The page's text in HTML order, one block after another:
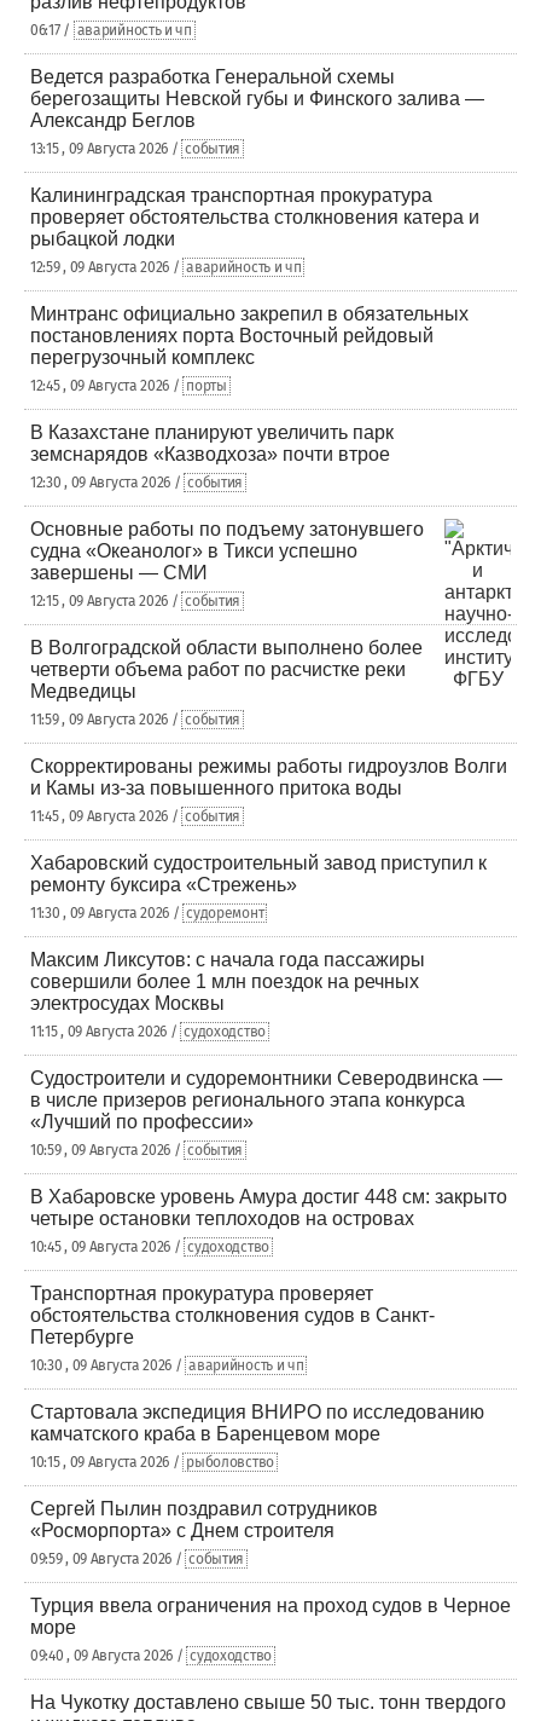
06:17 / аварийность и чп
Ведется разработка Генеральной схемы
берегозащиты Невской губы и Финского залива —
Александр Беглов
13:15 , 09 Августа 2026 / события
Калининградская транспортная прокуратура
проверяет обстоятельства столкновения катера и
рыбацкой лодки
12:59 , 09 Августа 2026 / аварийность и чп
Минтранс официально закрепил в обязательных
постановлениях порта Восточный рейдовый
перегрузочный комплекс
12:45 , 09 Августа 2026 / порты
В Казахстане планируют увеличить парк
земснарядов «Казводхоза» почти втрое
12:30 , 09 Августа 2026 / события
Основные работы по подъему затонувшего
судна «Океанолог» в Тикси успешно
завершены — СМИ
12:15 , 09 Августа 2026 / события
В Волгоградской области выполнено более
четверти объема работ по расчистке реки
Медведицы
11:59 , 09 Августа 2026 / события
Скорректированы режимы работы гидроузлов Волги
и Камы из-за повышенного притока воды
11:45 , 09 Августа 2026 / события
Хабаровский судостроительный завод приступил к
ремонту буксира «Стрежень»
11:30 , 09 Августа 2026 / судоремонт
Максим Ликсутов: с начала года пассажиры
совершили более 1 млн поездок на речных
электросудах Москвы
11:15 , 09 Августа 2026 / судоходство
Судостроители и судоремонтники Северодвинска —
в числе призеров регионального этапа конкурса
«Лучший по профессии»
10:59 , 09 Августа 2026 / события
В Хабаровске уровень Амура достиг 448 см: закрыто
четыре остановки теплоходов на островах
10:45 , 09 Августа 2026 / судоходство
Транспортная прокуратура проверяет
обстоятельства столкновения судов в Санкт-
Петербурге
10:30 , 09 Августа 2026 / аварийность и чп
Стартовала экспедиция ВНИРО по исследованию
камчатского краба в Баренцевом море
10:15 , 09 Августа 2026 / рыболовство
Сергей Пылин поздравил сотрудников
«Росморпорта» с Днем строителя
09:59 , 09 Августа 2026 / события
Турция ввела ограничения на проход судов в Черное
море
09:40 , 09 Августа 2026 / судоходство
На Чукотку доставлено свыше 50 тыс. тонн твердого